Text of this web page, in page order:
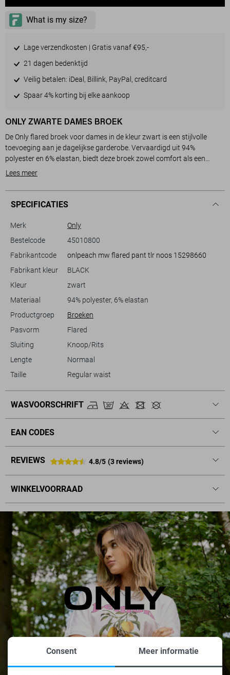
Lage verzendkosten | Gratis vanaf €95,-
21 dagen bedenktijd
Veilig betalen: iDeal, Billink, PayPal, creditcard
Spaar 4% korting bij elke aankoop
ONLY ZWARTE DAMES BROEK
De Only flared broek voor dames in de kleur zwart is een stijlvolle
toevoeging aan je dagelijkse garderobe. Vervaardigd uit 94%
polyester en 6% elastan, biedt deze broek zowel comfort als een
moderne uitstraling. De aangesloten pasvorm met flair aan de
gelegenheden. Dankzij de regular waist en de knoop- met ritssluiting
voelt de broek comfortabel aan en is hij makkelijk te dragen.
verschillende settings. Of je nu een informele ontmoeting hebt of een
gemak. Combineer hem met een eenvoudige blouse en een blazer
zoals afgebeeld, voor een verfijnde look die nonchalant en stijlvol
oogt. Met zijn tijdloze design en comfortabele pasvorm is deze broek
Lees meer
SPECIFICATIES
Merk
Only
Bestelcode
45010800
Fabrikantcode
onlpeach mw flared pant tlr noos 15298660
Fabrikant kleur
BLACK
Kleur
zwart
Materiaal
94% polyester, 6% elastan
Productgroep
Broeken
Pasvorm
Flared
Sluiting
Knoop/Rits
Lengte
Normaal
Taille
Regular waist
WASVOORSCHRIFT
EAN CODES
REVIEWS 4.8/5 (3 reviews)
WINKELVOORRAAD
Consent Meer informatie